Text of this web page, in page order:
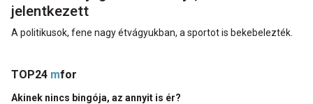
jelentkezett
A politikusok, fene nagy étvágyukban, a sportot is bekebelezték.
TOP24 mfor
Akinek nincs bingója, az annyit is ér?